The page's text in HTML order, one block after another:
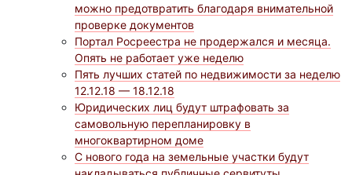
можно предотвратить благодаря внимательной
проверке документов
Портал Росреестра не продержался и месяца.
Опять не работает уже неделю
Пять лучших статей по недвижимости за неделю
12.12.18 — 18.12.18
Юридических лиц будут штрафовать за
самовольную перепланировку в
многоквартирном доме
С нового года на земельные участки будут